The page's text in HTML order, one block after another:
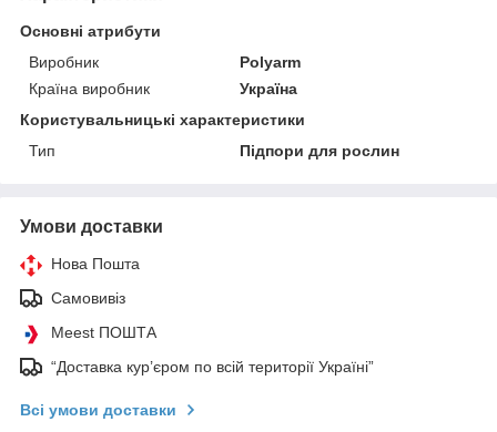
Основні атрибути
Виробник
Polyarm
Країна виробник
Україна
Користувальницькі характеристики
Тип
Підпори для рослин
Умови доставки
Нова Пошта
Самовивіз
Meest ПОШТА
“Доставка кур’єром по всій території Україні”
Всі умови доставки